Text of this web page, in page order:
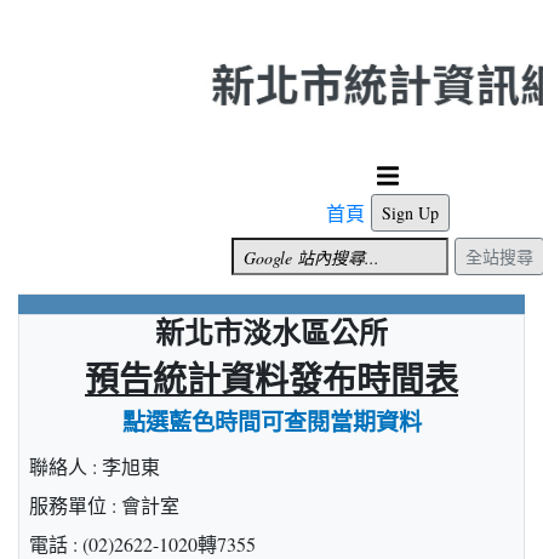
首頁
Sign Up
全站搜尋
新北市淡水區公所
預告統計資料發布時間表
點選藍色時間可查閱當期資料
聯絡人 : 李旭東
服務單位 : 會計室
電話 : (02)2622-1020轉7355